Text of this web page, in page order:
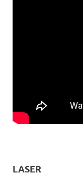
LASER